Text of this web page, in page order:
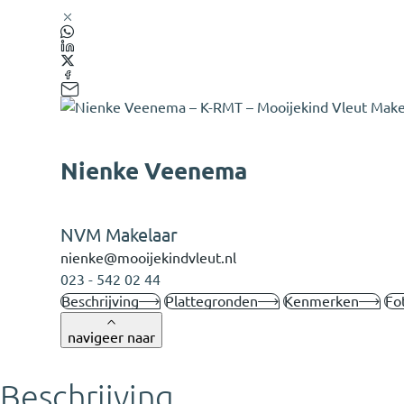
Nienke Veenema
NVM Makelaar
nienke@mooijekindvleut.nl
023 - 542 02 44
Beschrijving
Plattegronden Kenmerken
navigeer naar
Beschrijving